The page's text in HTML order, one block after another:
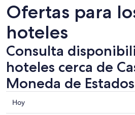
Ofertas para
hoteles
Consulta
hoteles cerca de
Moneda de
Consultar
Hoy